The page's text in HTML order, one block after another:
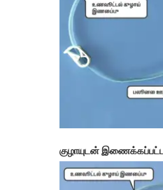
குழாயுடன்